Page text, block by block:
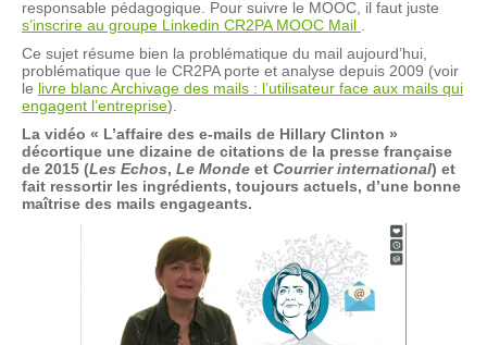
responsable pédagogique. Pour suivre le MOOC, il faut juste
s’inscrire au groupe Linkedin CR2PA MOOC Mail
Ce sujet résume bien la problématique du mail aujourd’hui,
problématique que le CR2PA porte et analyse depuis 2009 (voir
le livre blanc Archivage des mails : l’utilisateur face aux mails qui
engagent l’entreprise).
La vidéo « L’affaire des e-mails de Hillary Clinton »
décortique une dizaine de citations de la presse française
de 2015 (Les Echos, Le Monde et Courrier international) et
fait ressortir les ingrédients, toujours actuels, d’une bonne
maîtrise des mails engageants.